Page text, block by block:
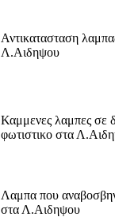
Αντικατασταση
Λ.Αιδηψου
Καμμενες λαμπες σε
φωτιστικο στα
Λαμπα που
στα Λ.Αιδηψου